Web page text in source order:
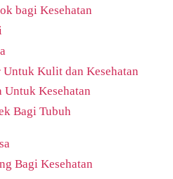
bagi Kesehatan
Kulit dan Kesehatan
Kesehatan
Bagi Tubuh
Bagi Kesehatan